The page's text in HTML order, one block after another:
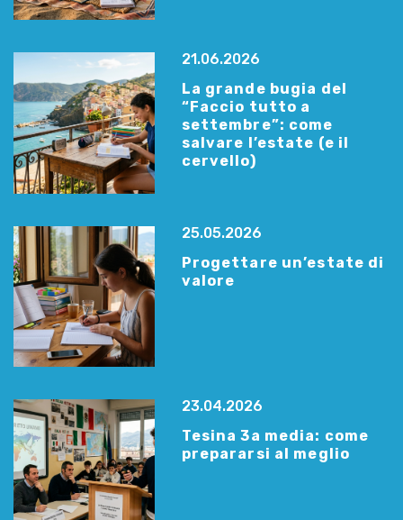
21.06.2026
La grande bugia del
“Faccio tutto a
settembre”: come
salvare l’estate (e il
cervello)
25.05.2026
Progettare un’estate di
valore
23.04.2026
Tesina 3a media: come
prepararsi al meglio